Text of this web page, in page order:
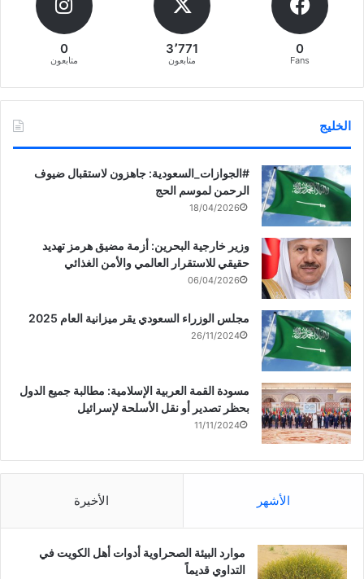
0
Fans
3٬771
متابعون
0
متابعون
الخليج
‏‎#الجوازات_السعودية: جاهزون لاستقبال ضيوف
الرحمن لموسم الحج
18/04/2026
وزير خارجية البحرين: أزمة مضيق هرمز تهديد
حقيقي للاستقرار العالمي والأمن الغذائي
06/04/2026
مجلس الوزراء السعودي يقر ميزانية العام 2025
26/11/2024
مسودة القمة العربية الإسلامية: مطالبة جميع الدول
بحظر تصدير أو نقل الأسلحة لإسرائيل
11/11/2024
الأشهر الأخيرة
موارد البيئة الصحراوية أدوات أهل الكويت في
التداوي قديماً